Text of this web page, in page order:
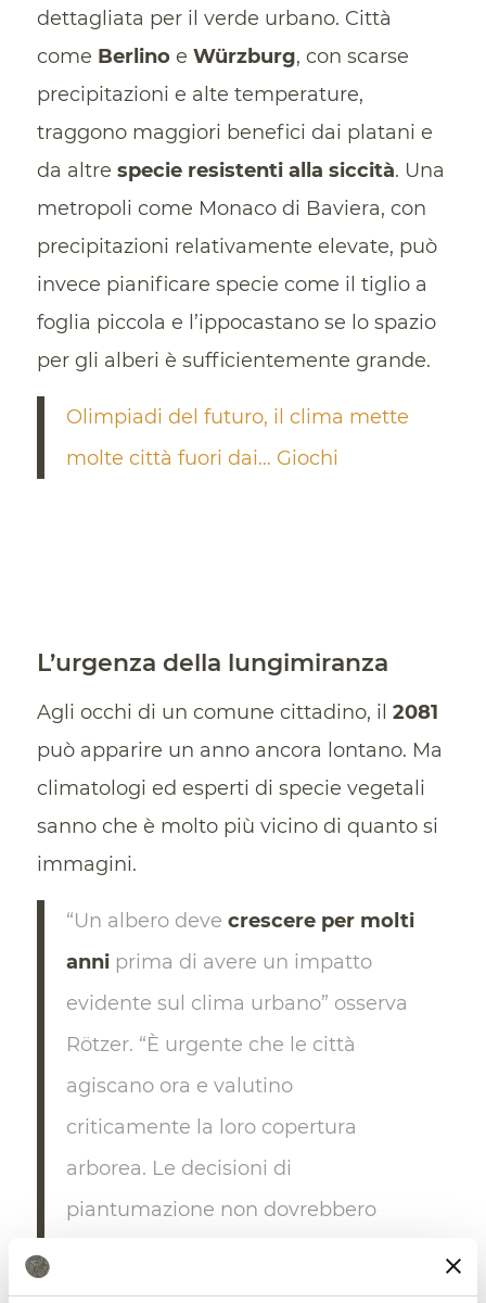
dettagliata per il verde urbano. Città
come Berlinoe Würzburg, con scarse
precipitazioni e alte temperature,
traggono maggiori benefici dai platani e
da altre specie resistenti alla siccità. Una
metropoli come Monaco di Baviera, con
precipitazioni relativamente elevate, può
invece pianificare specie come il tiglio a
foglia piccola e l’ippocastano se lo spazio
per gli alberi è sufficientemente grande.
Olimpiadi del futuro, il clima mette
molte città fuori dai… Giochi
L’urgenza della lungimiranza
Agli occhi di un comune cittadino, il 2081
può apparire un anno ancora lontano. Ma
climatologi ed esperti di specie vegetali
sanno che è molto più vicino di quanto si
immagini.
“Un albero deve crescere per molti
anniprima di avere un impatto
evidente sul clima urbano” osserva
Rötzer. “È urgente che le città
agiscano ora e valutino
criticamente la loro copertura
arborea. Le decisioni di
piantumazione non dovrebbero
sull’estetica”.